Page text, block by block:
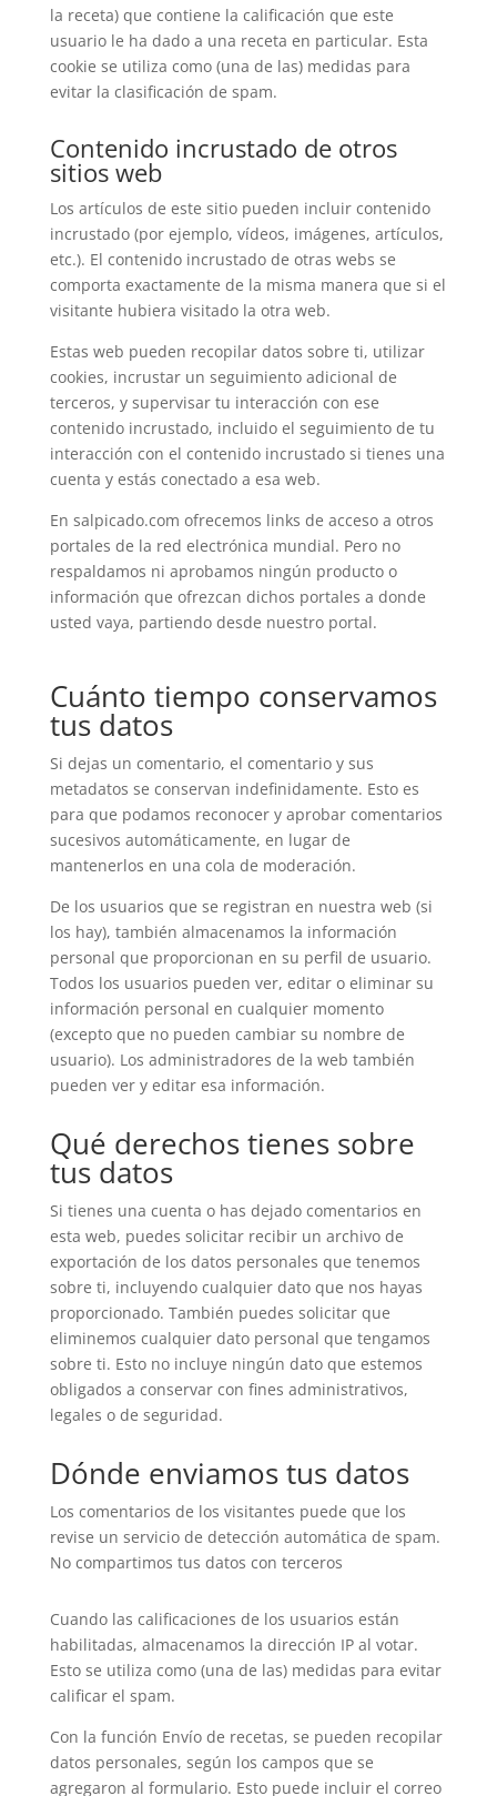
la receta) que contiene la calificación que este
usuario le ha dado a una receta en particular. Esta
cookie se utiliza como (una de las) medidas para
evitar la clasificación de spam.
Contenido incrustado de otros
sitios web
Los artículos de este sitio pueden incluir contenido
incrustado (por ejemplo, vídeos, imágenes, artículos,
etc.). El contenido incrustado de otras webs se
comporta exactamente de la misma manera que si el
visitante hubiera visitado la otra web.
Estas web pueden recopilar datos sobre ti, utilizar
cookies, incrustar un seguimiento adicional de
terceros, y supervisar tu interacción con ese
contenido incrustado, incluido el seguimiento de tu
interacción con el contenido incrustado si tienes una
cuenta y estás conectado a esa web.
En salpicado.com ofrecemos links de acceso a otros
portales de la red electrónica mundial. Pero no
respaldamos ni aprobamos ningún producto o
información que ofrezcan dichos portales a donde
usted vaya, partiendo desde nuestro portal.
Cuánto tiempo conservamos
tus datos
Si dejas un comentario, el comentario y sus
metadatos se conservan indefinidamente. Esto es
para que podamos reconocer y aprobar comentarios
sucesivos automáticamente, en lugar de
mantenerlos en una cola de moderación.
De los usuarios que se registran en nuestra web (si
los hay), también almacenamos la información
personal que proporcionan en su perfil de usuario.
Todos los usuarios pueden ver, editar o eliminar su
información personal en cualquier momento
(excepto que no pueden cambiar su nombre de
usuario). Los administradores de la web también
pueden ver y editar esa información.
Qué derechos tienes sobre
tus datos
Si tienes una cuenta o has dejado comentarios en
esta web, puedes solicitar recibir un archivo de
exportación de los datos personales que tenemos
sobre ti, incluyendo cualquier dato que nos hayas
proporcionado. También puedes solicitar que
eliminemos cualquier dato personal que tengamos
sobre ti. Esto no incluye ningún dato que estemos
obligados a conservar con fines administrativos,
legales o de seguridad.
Dónde enviamos tus datos
Los comentarios de los visitantes puede que los
revise un servicio de detección automática de spam.
No compartimos tus datos con terceros
Cuando las calificaciones de los usuarios están
habilitadas, almacenamos la dirección IP al votar.
Esto se utiliza como (una de las) medidas para evitar
calificar el spam.
Con la función Envío de recetas, se pueden recopilar
datos personales, según los campos que se
agregaron al formulario. Esto puede incluir el correo